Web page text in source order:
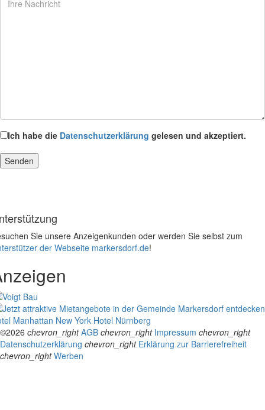
Ich habe die Datenschutzerklärung gelesen und akzeptiert.
Sie unsere Anzeigenkunden oder werden Sie selbst zum
der Webseite markersdorf.de!
Manhattan New York Hotel Nürnberg
©2026 chevron_right AGB chevron_right Impressum chevron_right
Datenschutzerklärung chevron_right Erklärung zur Barrierefreiheit
chevron_right Werben